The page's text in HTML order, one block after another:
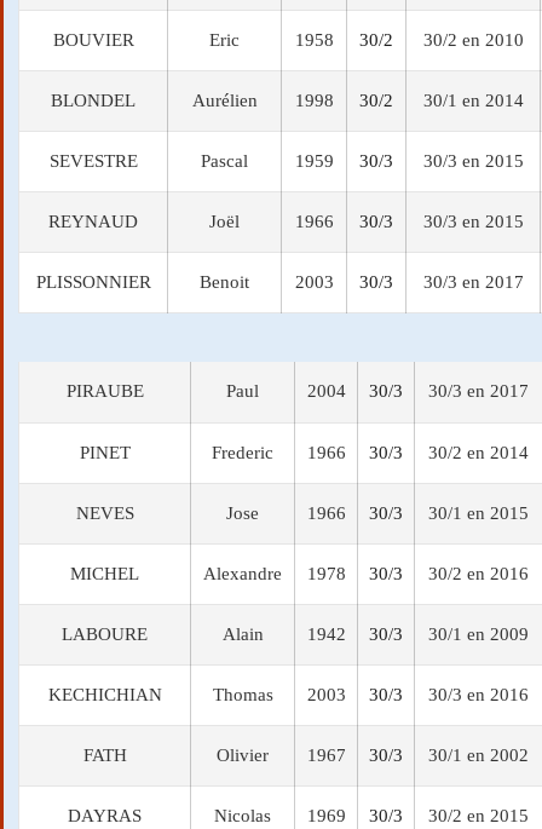
BOUVIER Eric 1958 30/2 30/2 en 2010
BLONDEL Aurélien 1998 30/2 30/1 en 2014
SEVESTRE Pascal 1959 30/3 30/3 en 2015
REYNAUD Joël 1966 30/3 30/3 en 2015
PLISSONNIER Benoit 2003 30/3 30/3 en 2017
PIRAUBE Paul 2004 30/3 30/3 en 2017
PINET Frederic 1966 30/3 30/2 en 2014
NEVES Jose 1966 30/3 30/1 en 2015
MICHEL Alexandre 1978 30/3 30/2 en 2016
LABOURE Alain 1942 30/3 30/1 en 2009
KECHICHIAN Thomas 2003 30/3 30/3 en 2016
FATH Olivier 1967 30/3 30/1 en 2002
DAYRAS Nicolas 1969 30/3 30/2 en 2015